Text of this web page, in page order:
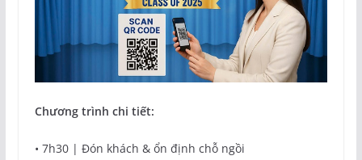
Chương trình chi tiết:
• 7h30 | Đón khách & ổn định chỗ ngồi